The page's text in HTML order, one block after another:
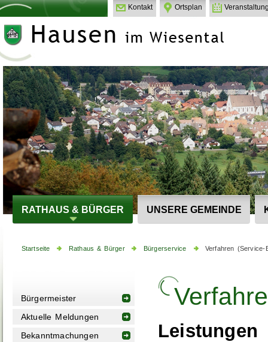
Kontakt Ortsplan
RATHAUS & BÜRGER UNSERE GEMEINDE
Startseite Rathaus & Bürger Bürgerservice Verfahren (Service-
Bürgermeister
Aktuelle Meldungen
Bekanntmachungen
Leistungen